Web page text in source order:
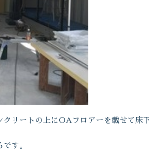
リートの上にOAフロアーを載せて床
す。